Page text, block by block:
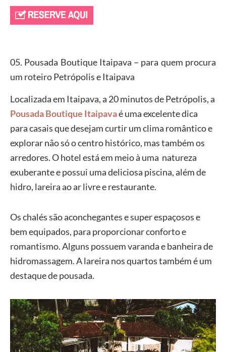
05. Pousada Boutique Itaipava – para quem procura
um roteiro Petrópolis e Itaipava
Localizada em Itaipava, a 20 minutos de Petrópolis, a
Pousada Boutique Itaipavaé uma excelente dica
para casais que desejam curtir um clima romântico e
explorar não só o centro histórico, mas também os
arredores. O hotel está em meio à uma natureza
exuberante e possui uma deliciosa piscina, além de
hidro, lareira ao ar livre e restaurante.
Os chalés são aconchegantes e super espaçosos e
bem equipados, para proporcionar conforto e
romantismo. Alguns possuem varanda e banheira de
hidromassagem. A lareira nos quartos também é um
destaque de pousada.